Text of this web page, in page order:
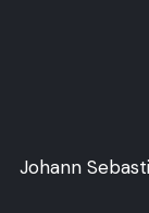
Johann